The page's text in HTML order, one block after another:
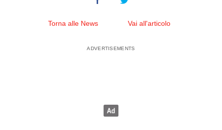
Torna alle News Vai all'articolo